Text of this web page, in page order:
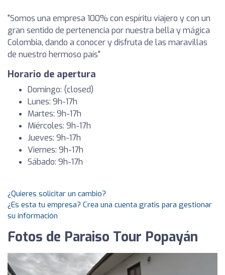
"Somos una empresa 100% con espíritu viajero y con un
gran sentido de pertenencia por nuestra bella y mágica
Colombia, dando a conocer y disfruta de las maravillas
de nuestro hermoso país"
Horario de apertura
Domingo: (closed)
Lunes: 9h-17h
Martes: 9h-17h
Miércoles: 9h-17h
Jueves: 9h-17h
Viernes: 9h-17h
Sábado: 9h-17h
¿Quieres solicitar un cambio?
¿Es esta tu empresa? Crea una cuenta gratis para gestionar
su información
Fotos de Paraiso Tour Popayán